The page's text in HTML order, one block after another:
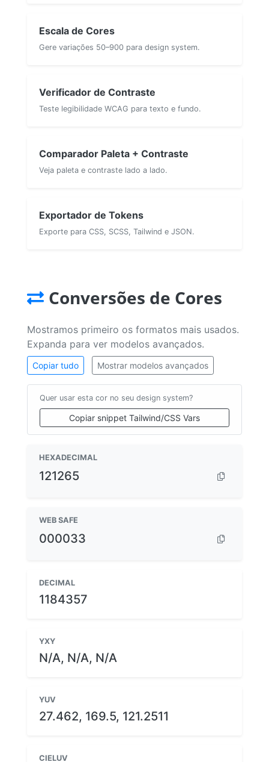
Escala de Cores
Gere variações 50–900 para design system.
Verificador de Contraste
Teste legibilidade WCAG para texto e fundo.
Comparador Paleta + Contraste
Veja paleta e contraste lado a lado.
Exportador de Tokens
Exporte para CSS, SCSS, Tailwind e JSON.
Conversões de Cores
Mostramos primeiro os formatos mais usados.
Expanda para ver modelos avançados.
Copiar tudo Mostrar modelos avançados
Quer usar esta cor no seu design system?
Copiar snippet Tailwind/CSS Vars
HEXADECIMAL
121265
WEB SAFE
000033
DECIMAL
1184357
YXY
N/A, N/A, N/A
YUV
27.462, 169.5, 121.2511
CIELUV